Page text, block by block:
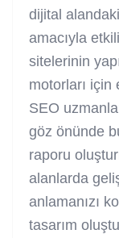
dijital
amacıyla
sitelerinin
motorları
SEO
göz önünde
raporu
alanlarda
anlamanızı
tasarım